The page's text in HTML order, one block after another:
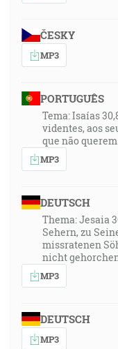
ČESKY
MP3
PORTUGUÊS
Tema: Isaías
videntes, aos
que não
MP3
DEUTSCH
Thema: Jesaia
Sehern, zu
missratenen
nicht
MP3
DEUTSCH
MP3